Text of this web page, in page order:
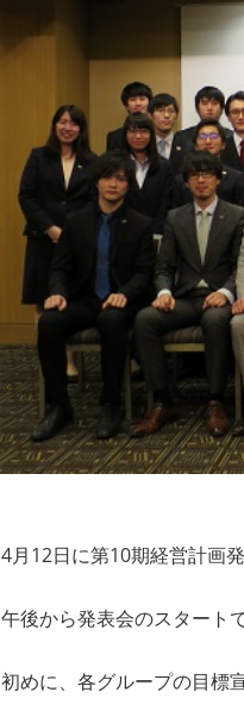
4月12日に第10期経営計画
午後から発表会のスタートで
初めに、各グループの目標